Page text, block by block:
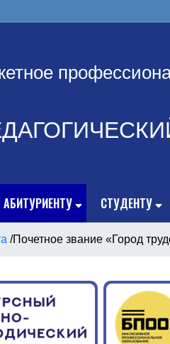
АБИТУРИЕНТУ СТУДЕНТУ
/Почетное звание «Город